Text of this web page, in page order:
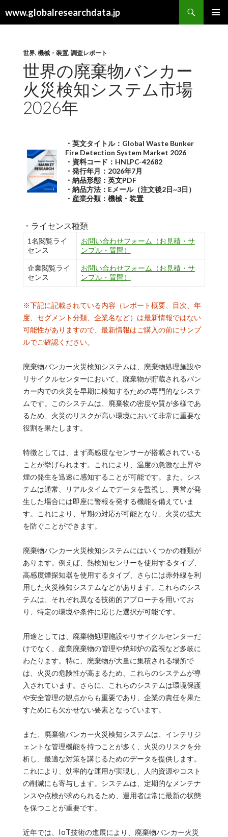
www.globalresearchdata.jp
索
世界, 機械・装置, 調査レポート
世界の廃棄物バンカー
火災検知システム市場
2026年
・英文タイトル：Global Waste Bunker
Fire Detection System Market 2026
・資料コード：HNLPC-42682
・発行年月：2026年7月
・納品形態：英文PDF
・納品方法：Eメール（注文後2日~3日）
・産業分類：機械・装置
・ライセンス種類
1名閲覧ライ
センス
お問い合わせフォーム（お見積・サ
ンプル・質問）
企業閲覧ライ
センス
お問い合わせフォーム（お見積・サ
ンプル・質問）
※下記に記載されている内容（レポート概要、目次、年
度、セグメント分類、企業名など）は最新情報ではない
可能性がありますので、最新情報はご購入の前にサンプ
ルでご確認ください。
廃棄物バンカー火災検知システムは、廃棄物処理施設や
リサイクルセンターにおいて、廃棄物が貯蔵されるバン
カー内での火災を早期に検知するための専門的なシステ
ムです。このシステムは、廃棄物の密度や質が多様であ
るため、火災のリスクが高い環境において非常に重要な
役割を果たします。
特徴としては、まず高感度なセンサーが搭載されている
ことが挙げられます。これにより、温度の急激な上昇や
煙の発生を迅速に感知することが可能です。また、シス
テムは通常、リアルタイムでデータを監視し、異常が発
生した場合には即座に警報を発する機能を備えていま
す。これにより、早期の対応が可能となり、火災の拡大
を防ぐことができます。
廃棄物バンカー火災検知システムにはいくつかの種類が
あります。例えば、熱検知センサーを使用するタイプ、
高感度煙探知器を使用するタイプ、さらには赤外線を利
用した火災検知システムなどがあります。これらのシス
テムは、それぞれ異なる技術的アプローチを用いてお
り、特定の環境や条件に応じた選択が可能です。
用途としては、廃棄物処理施設やリサイクルセンターだ
けでなく、産業廃棄物の管理や焼却炉の監視など多岐に
わたります。特に、廃棄物が大量に集積される場所で
は、火災の危険性が高まるため、これらのシステムが導
入されています。さらに、これらのシステムは環境保護
や安全管理の観点からも重要であり、企業の責任を果た
すためにも欠かせない要素となっています。
また、廃棄物バンカー火災検知システムは、インテリジ
ェントな管理機能を持つことが多く、火災のリスクを分
析し、最適な対策を講じるためのデータを提供します。
これにより、効率的な運用が実現し、人的資源やコスト
の削減にも寄与します。システムは、定期的なメンテナ
ンスや点検が求められるため、運用者は常に最新の状態
を保つことが重要です。
近年では、IoT技術の進展により、廃棄物バンカー火災